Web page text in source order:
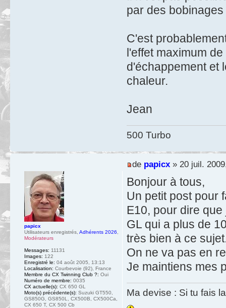
par des
C'est
l'effet maximum
d'échappement et
chaleur.
Jean
500 Turbo
de papicx» 20 juil.
Bonjour à tous,
Un petit post pour
E10, pour dire
GL qui a plus de
très bien à ce
On ne va pas en
Je maintiens mes
Ma devise : Si tu fais
papicx
Utilisateurs enregistrés Adhérents 2026
Modérateurs
Messages: 11131
Images: 122
Enregistré le: 04 août 2005, 13:13
Localisation: Courbevoie (92), France
Membre du CX Twinning Club ?: Oui
Numéro de membre: 0035
CX actuelle(s): CX 650 GL
Moto(s) précédente(s): Suzuki GT550,
GS850G, GS850L, CX500B, CX500Ca,
CX 650 T, CX 500 Cb